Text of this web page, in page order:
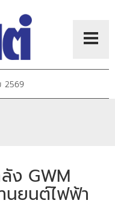
2569
ง GWM
นยนต์ไฟฟ้า